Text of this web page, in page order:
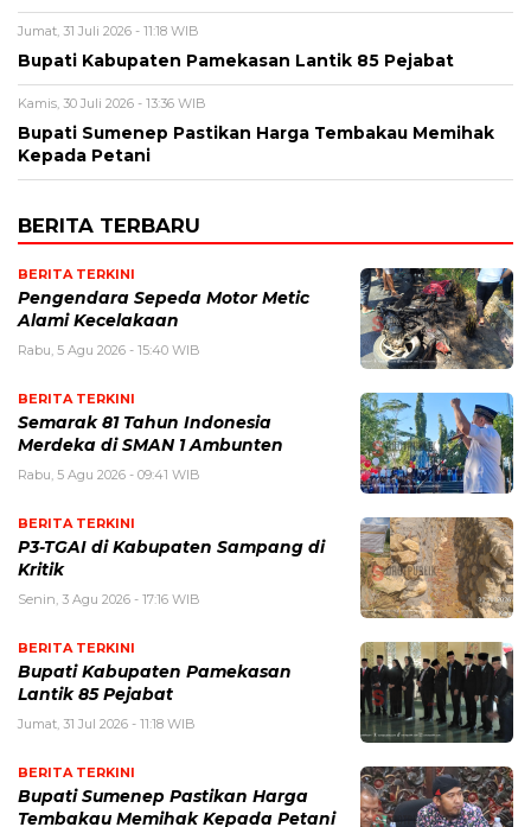
Jumat, 31 Juli 2026 - 11:18 WIB
Bupati Kabupaten Pamekasan Lantik 85 Pejabat
Kamis, 30 Juli 2026 - 13:36 WIB
Bupati Sumenep Pastikan Harga Tembakau Memihak
Kepada Petani
BERITA TERBARU
BERITA TERKINI
Pengendara Sepeda Motor Metic
Alami Kecelakaan
Rabu, 5 Agu 2026 - 15:40 WIB
BERITA TERKINI
Semarak 81 Tahun Indonesia
Merdeka di SMAN 1 Ambunten
Rabu, 5 Agu 2026 - 09:41 WIB
BERITA TERKINI
P3-TGAI di Kabupaten Sampang di
Kritik
Senin, 3 Agu 2026 - 17:16 WIB
BERITA TERKINI
Bupati Kabupaten Pamekasan
Lantik 85 Pejabat
Jumat, 31 Jul 2026 - 11:18 WIB
BERITA TERKINI
Bupati Sumenep Pastikan Harga
Tembakau Memihak Kepada Petani